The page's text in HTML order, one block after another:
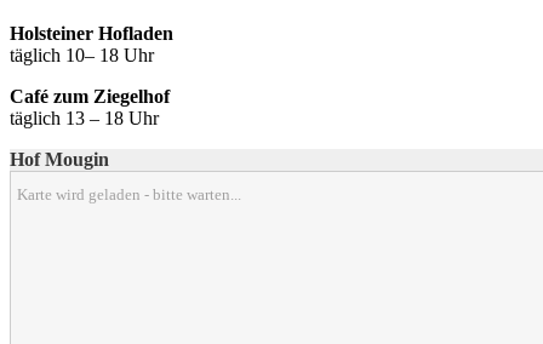
Holsteiner Hofladen
täglich 10– 18 Uhr
Café zum Ziegelhof
täglich 13 – 18 Uhr
Hof Mougin
Karte wird geladen - bitte warten...